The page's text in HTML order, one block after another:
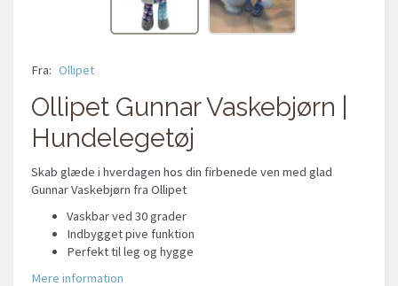
Fra: Ollipet
Ollipet Gunnar Vaskebjørn |
Hundelegetøj
Skab glæde i hverdagen hos din firbenede ven med glad
Gunnar Vaskebjørn fra Ollipet
Vaskbar ved 30 grader
Indbygget pive funktion
Perfekt til leg og hygge
Mere information